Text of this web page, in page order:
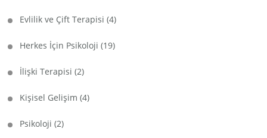
Evlilik ve Çift Terapisi (4)
Herkes İçin Psikoloji (19)
İlişki Terapisi (2)
Kişisel Gelişim (4)
Psikoloji (2)